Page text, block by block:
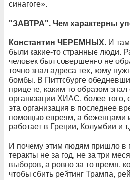
синагоге».
"ЗАВТРА". Чем характерны
Константин ЧЕРЕМНЫХ. И
были какие-то странные люди.
человек был совершенно не
точно знал адреса тех, кому
бомбы. В Питтсбурге
прицепе, каким-то образом
организации ХИАС, более того,
эта организация в последнее
помощью евреям, а беженцами
работает в Греции, Колумбии и
И почему этим людям пришло в
теракты не за год, не за три
выборов, а ровно за то время,
чтобы сбить рейтинг Трампа,